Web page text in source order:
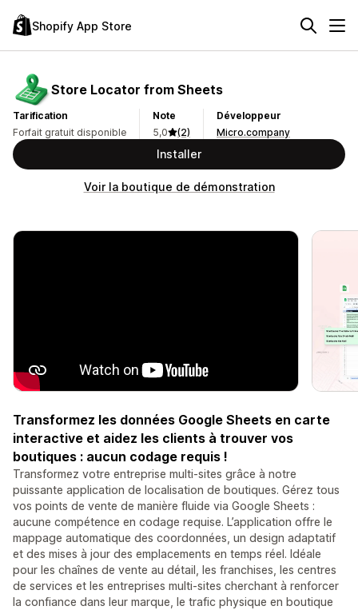
Shopify App Store
Store Locator from Sheets
Tarification
Forfait gratuit disponible
Note
5,0
(2)
Développeur
Micro.company
Installer
Voir la boutique de démonstration
Transformez les données Google Sheets en carte
interactive et aidez les clients à trouver vos
boutiques : aucun codage requis !
Transformez votre entreprise multi-sites grâce à notre
puissante application de localisation de boutiques. Gérez tous
vos points de vente de manière fluide via Google Sheets :
aucune compétence en codage requise. L’application offre le
mappage automatique des coordonnées, un design adaptatif
et des mises à jour des emplacements en temps réel. Idéale
pour les chaînes de vente au détail, les franchises, les centres
de services et les entreprises multi-sites cherchant à renforcer
la confiance dans leur marque, le trafic physique en boutique